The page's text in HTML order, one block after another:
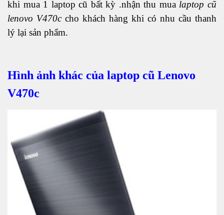
khi mua 1 laptop cũ bất kỳ .nhận thu mua laptop cũ
lenovo V470c cho khách hàng khi có nhu cầu thanh
lý lại sản phẩm.
Hình ảnh khác của laptop cũ Lenovo
V470c